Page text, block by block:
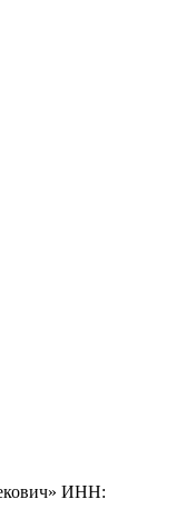
ИНН: